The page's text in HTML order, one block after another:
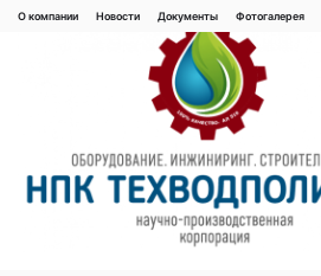
Перейти
О компании Новости Документы Фотогалерея